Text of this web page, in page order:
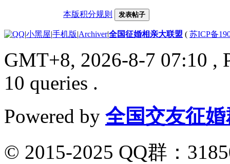
本版积分规则 发表帖子
|小黑屋|手机版|Archiver|全国征婚相亲大联盟 ( 苏ICP备
GMT+8, 2026-8-7 07:10 ,
10 queries .
Powered by 全国交友征婚
© 2015-2025 QQ群：